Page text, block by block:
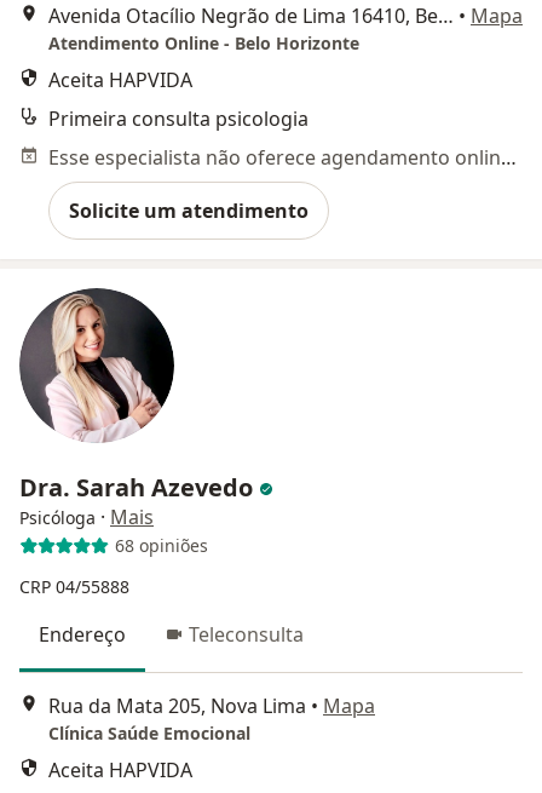
Avenida Otacílio Negrão de Lima 16410, Belo Horizonte • Mapa
Atendimento Online - Belo Horizonte
Aceita HAPVIDA
Primeira consulta psicologia
Esse especialista não oferece agendamento online para esse endereço.
Solicite um atendimento
Dra. Sarah Azevedo
Psicóloga · Mais
68 opiniões
CRP 04/55888
Endereço Teleconsulta
Rua da Mata 205, Nova Lima • Mapa
Clínica Saúde Emocional
Aceita HAPVIDA